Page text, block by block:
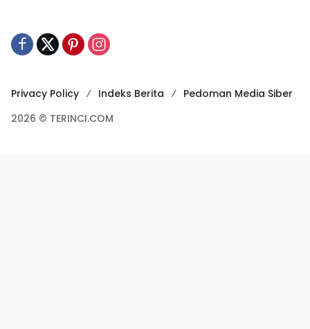
Privacy Policy Indeks Berita
Pedoman Media Siber
2026 © TERINCI.COM